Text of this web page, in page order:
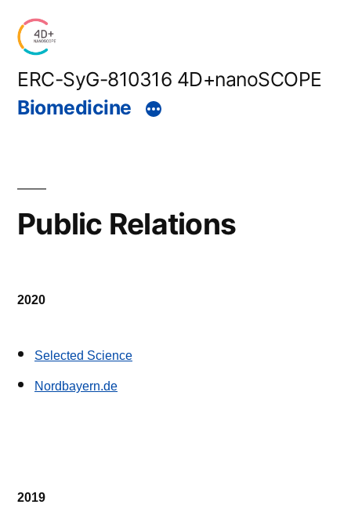
Skip
content
ERC-SyG-810316 4D+nanoSCOPE
Biomedicine
Public Relations
2020
Selected Science
Nordbayern.de
2019